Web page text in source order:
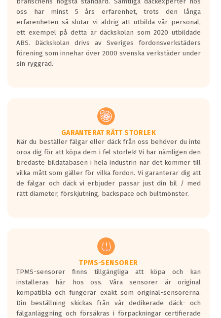
Inga D eller G betyg delas ut för
personbilar och lätta lastbilar.
Betyget sätts efter ett test där däcken
skall bromsa in på en väg där det ligger
0.5-1.5 mm vatten.
I 80km/h kommer skillnaden på
Vid körning i över 50km/h brukar
rullmotståndets ljud överträffa
motorljudet.
På däckmärkningen kommer det finnas
en symbol av ett däck med vågar. Hög
bullernivå markeras med svarta vågor
medans de vita vågorna påvisar om det är
ett tyst däck.
regelverket som introduceras år 2016.
Ett däck med två svarta vågor är redan
godkända för år 2016 nya regelverk.
Ett däck med en svart våg kommer vara
minst tre decibel tystare än det
regelverk som börjar gälla 2016.
oss har minst 5 års erfarenhet, trots den långa
erfarenheten så slutar vi aldrig att utbilda vår personal,
ett exempel på detta är däckskolan som 2020 utbildade
ABS. Däckskolan drivs av Sveriges fordonsverkstäders
förening som innehar över 2000 svenska verkstäder under
sin ryggrad.
GARANTERAT RÄTT STORLEK
När du beställer fälgar eller däck från oss behöver du inte
oroa dig för att köpa dem i fel storlek! Vi har nämligen den
bredaste bildatabasen i hela industrin när det kommer till
vilka mått som gäller för vilka fordon. Vi garanterar dig att
de fälgar och däck vi erbjuder passar just din bil / med
rätt diameter, förskjutning, backspace och bultmönster.
TPMS-SENSORER
TPMS-sensorer finns tillgängliga att köpa och kan
installeras här hos oss. Våra sensorer är original
kompatibla och fungerar exakt som original-sensorerna.
Din beställning skickas från vår dedikerade däck- och
fälganläggning och försäkras i förpackningar certifierade